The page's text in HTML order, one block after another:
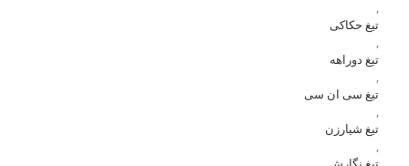
,
تیغ حکاکی
,
تیغ دوراهه
,
تیغ سی ان سی
,
تیغ شیارزن
,